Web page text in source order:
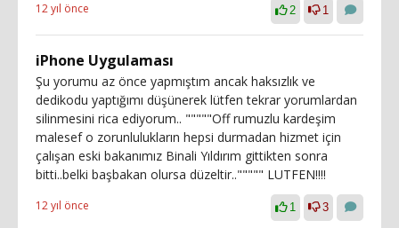
12 yıl önce 2 1
iPhone Uygulaması
Şu yorumu az önce yapmıştım ancak haksızlık ve
dedikodu yaptığımı düşünerek lütfen tekrar yorumlardan
silinmesini rica ediyorum.. """""Off rumuzlu kardeşim
malesef o zorunlulukların hepsi durmadan hizmet için
çalışan eski bakanımız Binali Yıldırım gittikten sonra
bitti..belki başbakan olursa düzeltir..""""" LUTFEN!!!!
12 yıl önce 1 3